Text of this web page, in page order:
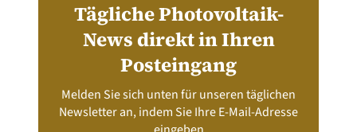
Tägliche Photovoltaik-
News direkt in Ihren
Posteingang
Melden Sie sich unten für unseren täglichen
Newsletter an, indem Sie Ihre E-Mail-Adresse